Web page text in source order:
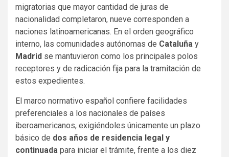
migratorias que mayor cantidad de juras de
nacionalidad completaron, nueve corresponden a
naciones latinoamericanas. En el orden geográfico
interno, las comunidades autónomas de Cataluña y
Madrid se mantuvieron como los principales polos
receptores y de radicación fija para la tramitación de
estos expedientes.
El marco normativo español confiere facilidades
preferenciales a los nacionales de países
iberoamericanos, exigiéndoles únicamente un plazo
básico de dos años de residencia legal y
continuada para iniciar el trámite, frente a los diez